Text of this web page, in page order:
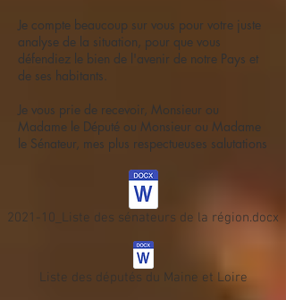
Je compte beaucoup sur vous pour votre juste
analyse de la situation, pour que vous
défendiez le bien de l'avenir de notre Pays et
de ses habitants.
Je vous prie de recevoir, Monsieur ou
Madame le Député ou Monsieur ou Madame
le Sénateur, mes plus respectueuses salutations
2021-10_Liste des sénateurs de la région.docx
Liste des députés du Maine et Loire